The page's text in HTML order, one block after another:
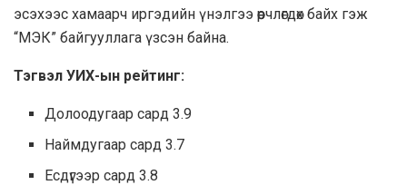
эсэхээс хамаарч иргэдийн үнэлгээ өөрчлөгдөх байх гэж
“МЭК” байгууллага үзсэн байна.
Тэгвэл УИХ-ын рейтинг:
Долоодугаар сард 3.9
Наймдугаар сард 3.7
Есдүгээр сард 3.8